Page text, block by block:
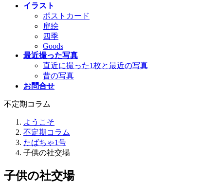
イラスト
ポストカード
扉絵
四季
Goods
最近撮った写真
直近に撮った1枚と最近の写真
昔の写真
お問合せ
不定期コラム
ようこそ
不定期コラム
たばちゃ1号
子供の社交場
子供の社交場